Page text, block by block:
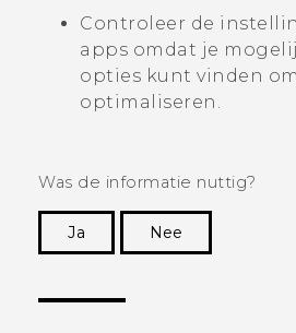
Controleer de
apps omdat je
opties kunt vinden
optimaliseren.
Was de informatie nuttig?
Ja
Nee